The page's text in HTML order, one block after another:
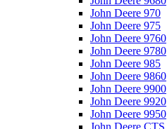
John Deere 970
John Deere 975
John Deere 9760
John Deere 9780
John Deere 985
John Deere 9860
John Deere 9900
John Deere 9920
John Deere 9950
John Deere CTS